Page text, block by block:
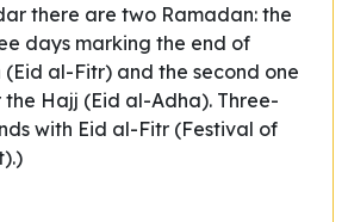
there are two Ramadan: the
days marking the end of
(Eid al-Fitr) and the second one
Hajj (Eid al-Adha). Three-
with Eid al-Fitr (Festival of